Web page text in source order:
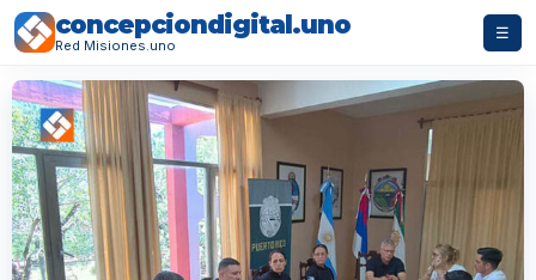
concepciondigital.uno
Red Misiones.uno
☰